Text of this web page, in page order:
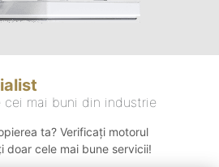
cei mai buni din industrie
ta? Verificați motorul
doar cele mai bune servicii!